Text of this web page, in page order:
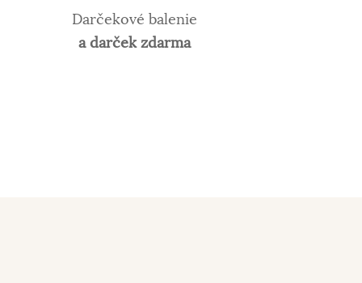
Darčekové balenie
a darček zdarma